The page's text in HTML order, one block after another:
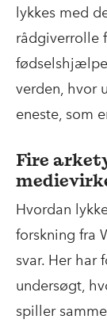
lykkes med
rådgiverrolle
verden, hvor
eneste, som
Fire
Hvordan
forskning fra
svar. Her har
undersøgt,
spiller